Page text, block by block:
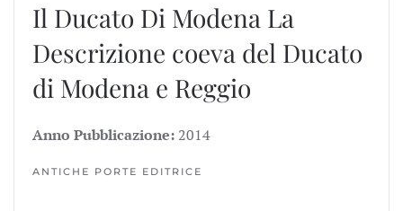
Il Ducato Di Modena La
Descrizione coeva del Ducato
di Modena e Reggio
Anno Pubblicazione: 2014
ANTICHE PORTE EDITRICE